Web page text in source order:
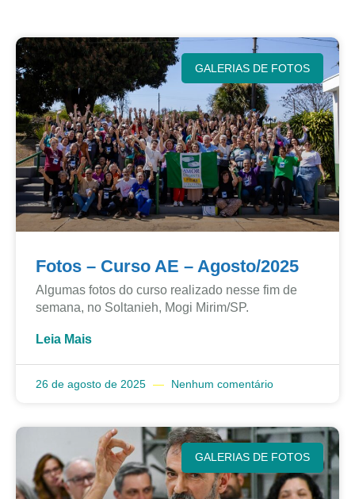
GALERIAS DE FOTOS
Fotos – Curso AE – Agosto/2025
Algumas fotos do curso realizado nesse fim de
semana, no Soltanieh, Mogi Mirim/SP.
Leia Mais
26 de agosto de 2025 Nenhum comentário
GALERIAS DE FOTOS